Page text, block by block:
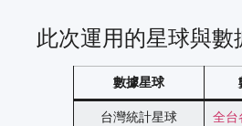
此次運用的星球與數
數據星球
台灣統計星球
全台